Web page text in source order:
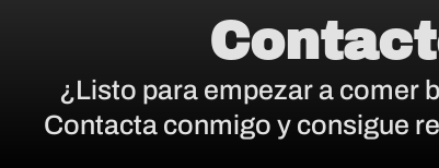
¿Listo para empezar a comer
Contacta conmigo y consigue